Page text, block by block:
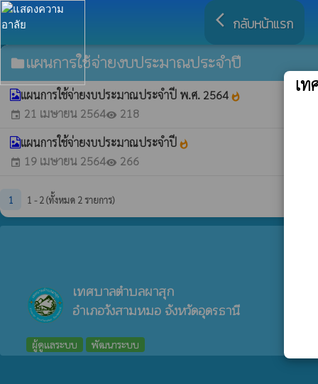
arrow_back_ios กลับหน้าแรก
folderแผนการใช้จ่ายงบประมาณประจำปี
แผนการใช้จ่ายงบประมาณประจำปี พ.ศ. 2564 whatshot
event 21 เมษายน 2564visibility 218
แผนการใช้จ่ายงบประมาณประจำปี whatshot
event 19 เมษายน 2564visibility 266
1 1 - 2 (ทั้งหมด 2 รายการ)
เทศบาลตำบลผาสุก
อำเภอวังสามหมอ จังหวัดอุดรธานี
ผู้ดูแลระบบ พัฒนาระบบ
เ